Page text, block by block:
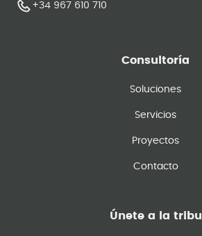
+34 967 610 710
Consultoría
Soluciones
Servicios
Proyectos
Contacto
Únete a la tribu